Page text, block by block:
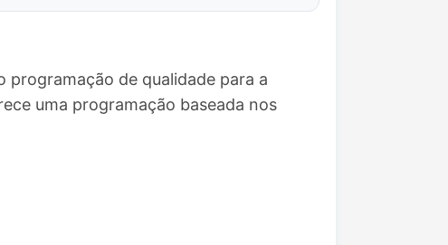
programação de qualidade para a
uma programação baseada nos